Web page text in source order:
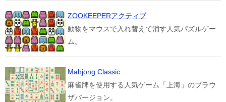
ZOOKEEPERアクティブ
動物をマウスで入れ替えて消す人気パズルゲー
ム。
Mahjong Classic
麻雀牌を使用する人気ゲーム「上海」のブラウ
ザバージョン。